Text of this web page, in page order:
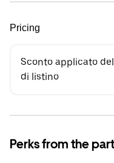
Pricing
Sconto applicato
di listino
Perks from the